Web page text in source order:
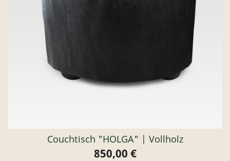
Couchtisch "HOLGA" | Vollholz
Preis
850,00 €